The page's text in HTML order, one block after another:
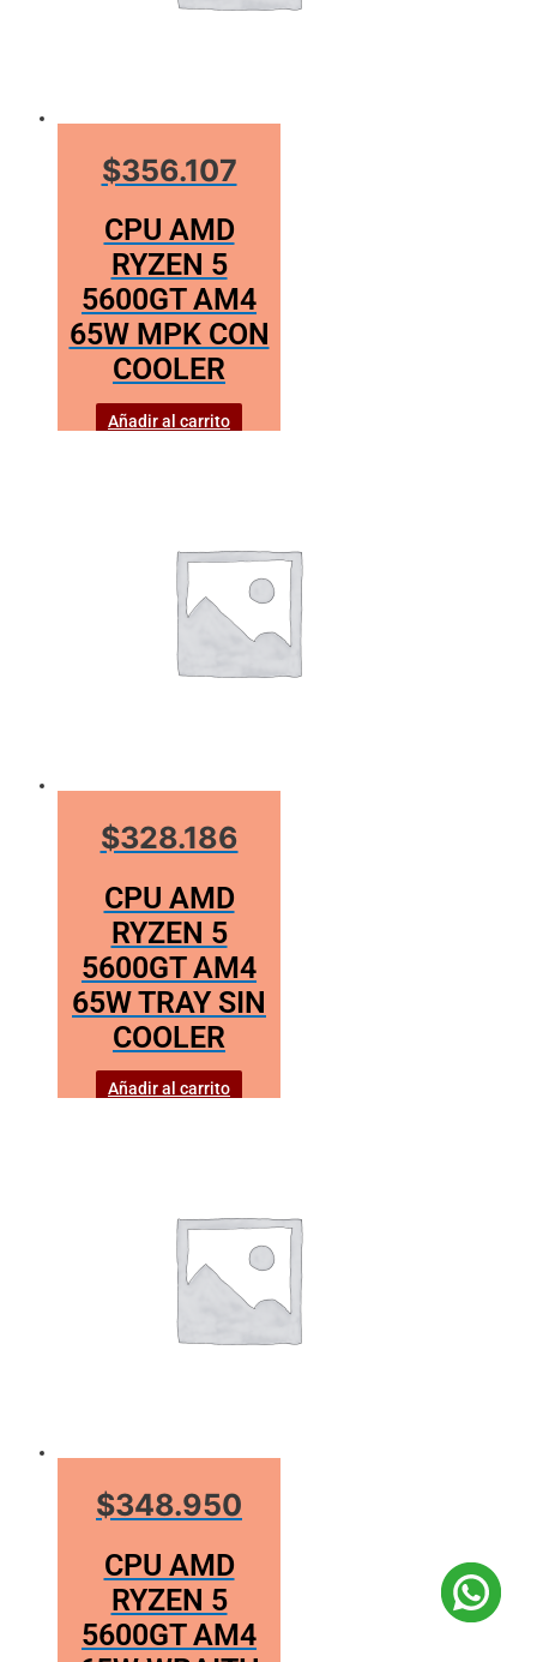
$356.107
CPU AMD
RYZEN 5
5600GT AM4
65W MPK CON
COOLER
Añadir al carrito
$328.186
CPU AMD
RYZEN 5
5600GT AM4
65W TRAY SIN
COOLER
Añadir al carrito
$348.950
CPU AMD
RYZEN 5
5600GT AM4